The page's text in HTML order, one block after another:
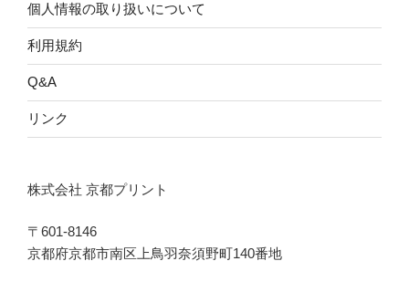
個人情報の取り扱いについて
利用規約
Q&A
リンク
株式会社 京都プリント
〒601-8146
京都府京都市南区上鳥羽奈須野町140番地